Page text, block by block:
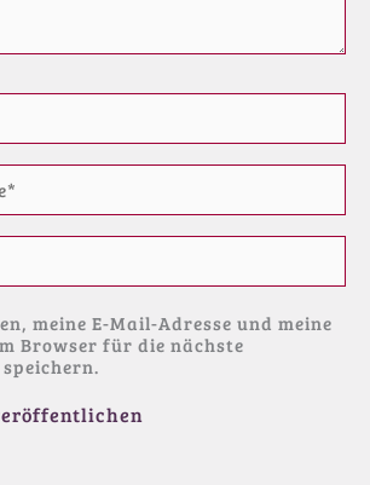
meine E-Mail-Adresse und meine
Browser für die nächste